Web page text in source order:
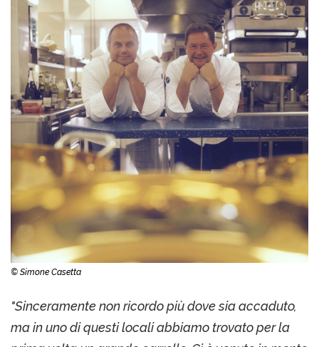
© Simone Casetta
"Sinceramente non ricordo più dove sia accaduto,
ma in uno di questi locali abbiamo trovato per la